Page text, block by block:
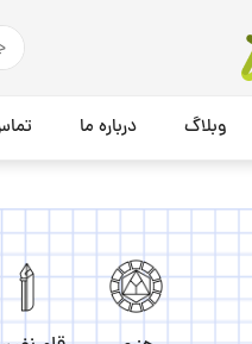
وبلاگ درباره ما